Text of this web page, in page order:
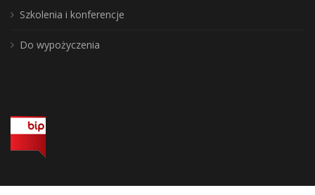
Szkolenia i konferencje
Do wypożyczenia